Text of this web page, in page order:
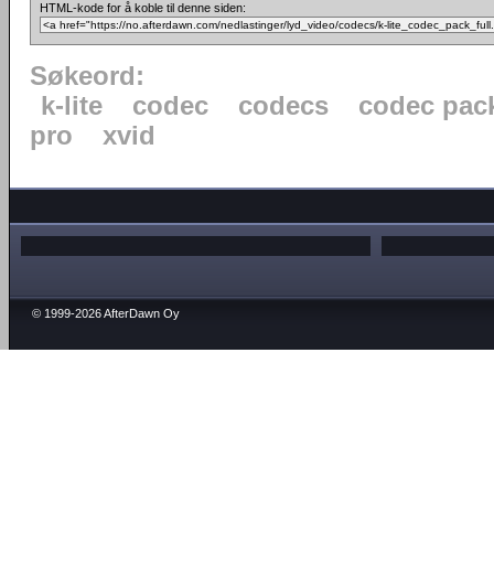
HTML-kode for å koble til denne siden:
Søkeord:
k-lite
codec codecs
codec
pro
xvid
© 1999-2026 AfterDawn Oy